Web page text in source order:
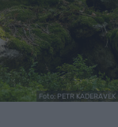
Foto: PETR KADERAVEK